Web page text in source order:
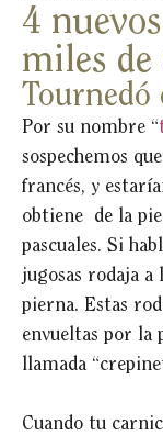
4
miles de
Tournedó
Por su nombre “
sospechemos
francés, y
obtiene de la
pascuales. Si
jugosas rodaja a
pierna. Estas
envueltas por la
llamada
Cuando tu